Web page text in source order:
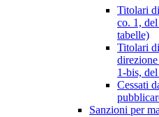
Titolari
co. 1,
tabelle)
Titolari
1-bis,
Cessati
Sanzioni per